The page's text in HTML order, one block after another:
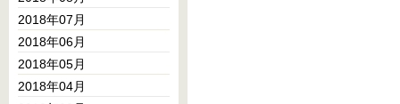
2018年07月
2018年06月
2018年05月
2018年04月